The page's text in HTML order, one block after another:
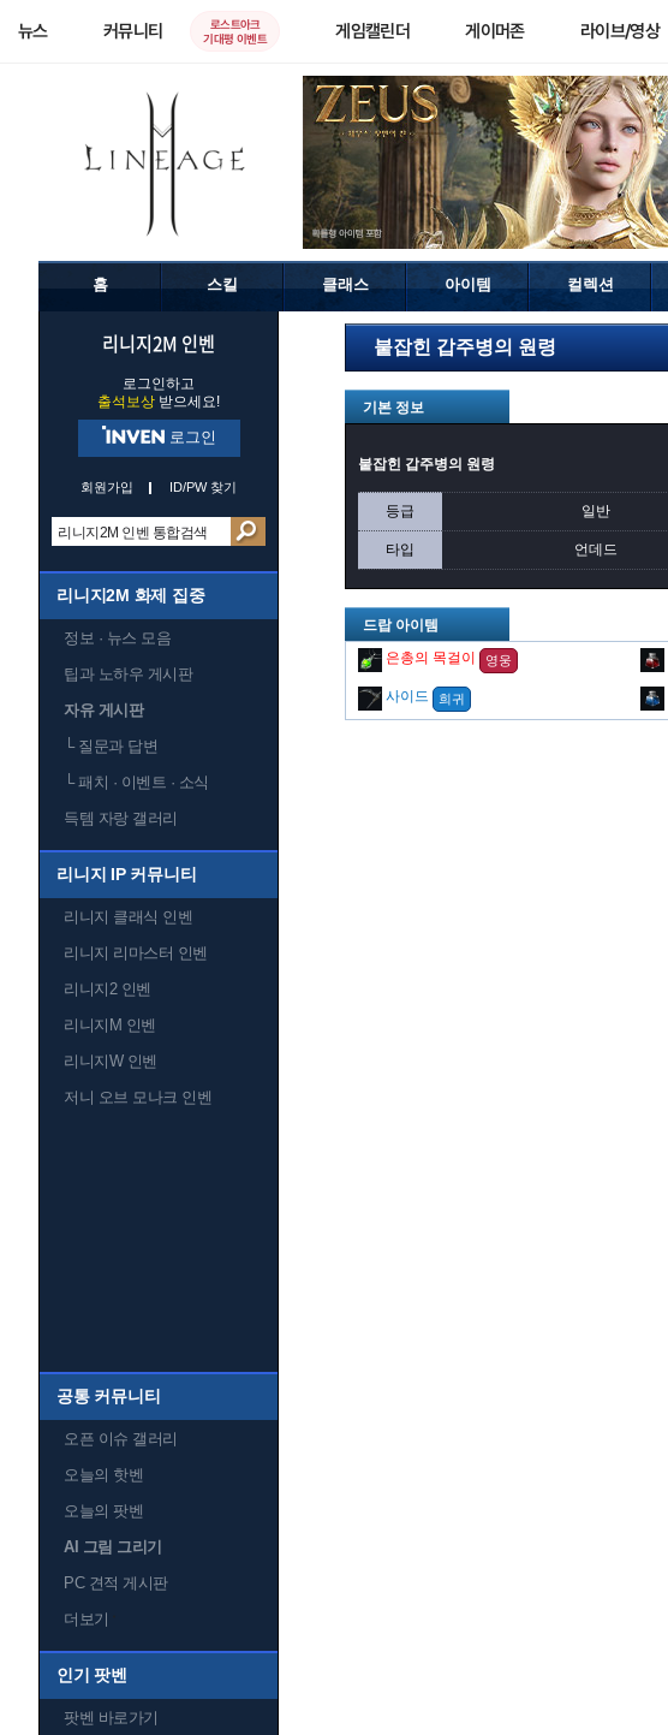
뉴스 커뮤니티
로스트아크
기대평 이벤트
게임캘린더 게이머존 라이브/영상
홈 스킬 클래스 아이템 컬렉션
리니지2M 인벤
로그인하고
출석보상 받으세요!
로그인
회원가입 ID/PW 찾기
리니지2M 화제 집중
정보 · 뉴스 모음
팁과 노하우 게시판
자유 게시판
└질문과 답변
└패치 · 이벤트 · 소식
득템 자랑 갤러리
리니지 IP 커뮤니티
리니지 클래식 인벤
리니지 리마스터 인벤
리니지2 인벤
리니지M 인벤
리니지W 인벤
저니 오브 모나크 인벤
공통 커뮤니티
오픈 이슈 갤러리
오늘의 핫벤
오늘의 팟벤
AI 그림 그리기
PC 견적 게시판
더보기
인기 팟벤
팟벤 바로가기
붙잡힌 갑주병의 원령
기본 정보
붙잡힌 갑주병의 원령
등급 일반
타입 언데드
드랍 아이템
은총의 목걸이
영웅
사이드 희귀